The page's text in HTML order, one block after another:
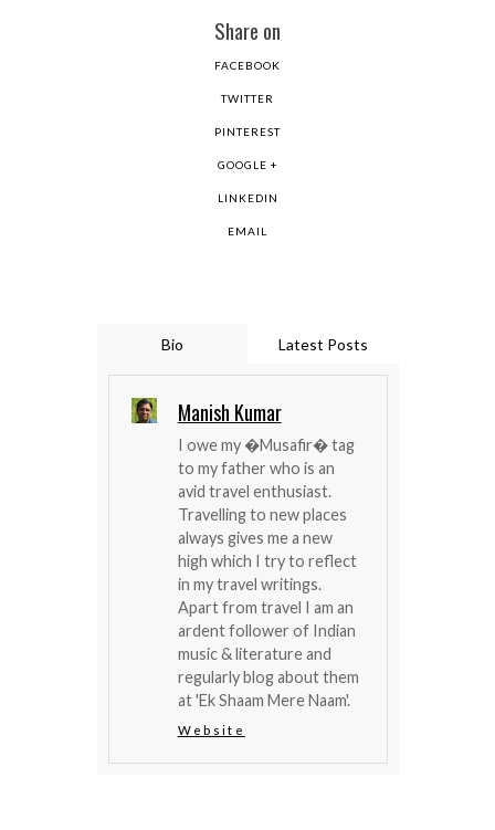
Share on
FACEBOOK
TWITTER
PINTEREST
GOOGLE +
LINKEDIN
EMAIL
Bio Latest Posts
Manish Kumar
I owe my �Musafir� tag
to my father who is an
avid travel enthusiast.
Travelling to new places
always gives me a new
high which I try to reflect
in my travel writings.
Apart from travel I am an
ardent follower of Indian
music & literature and
regularly blog about them
at 'Ek Shaam Mere Naam'.
Website